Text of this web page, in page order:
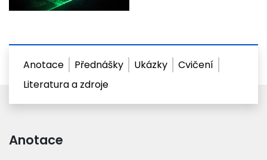
Anotace Přednášky Ukázky
Cvičení
Literatura a zdroje
Anotace